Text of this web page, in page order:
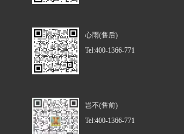
心雨(售后)
Tel:400-1366-771
岂不(售前)
Tel:400-1366-771